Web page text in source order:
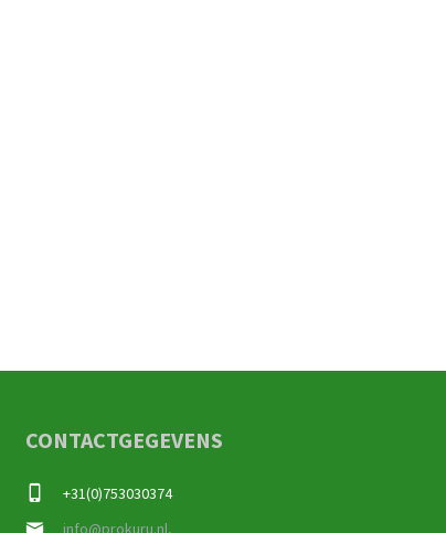
CONTACTGEGEVENS
+31(0)753030374
info@prokuru.nl,